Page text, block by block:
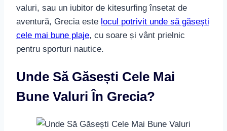
valuri, sau un iubitor de kitesurfing însetat de
aventură, Grecia este locul potrivit unde să găsești
cele mai bune plaje, cu soare și vânt prielnic
pentru sporturi nautice.
Unde Să Găsești Cele Mai
Bune Valuri În Grecia?